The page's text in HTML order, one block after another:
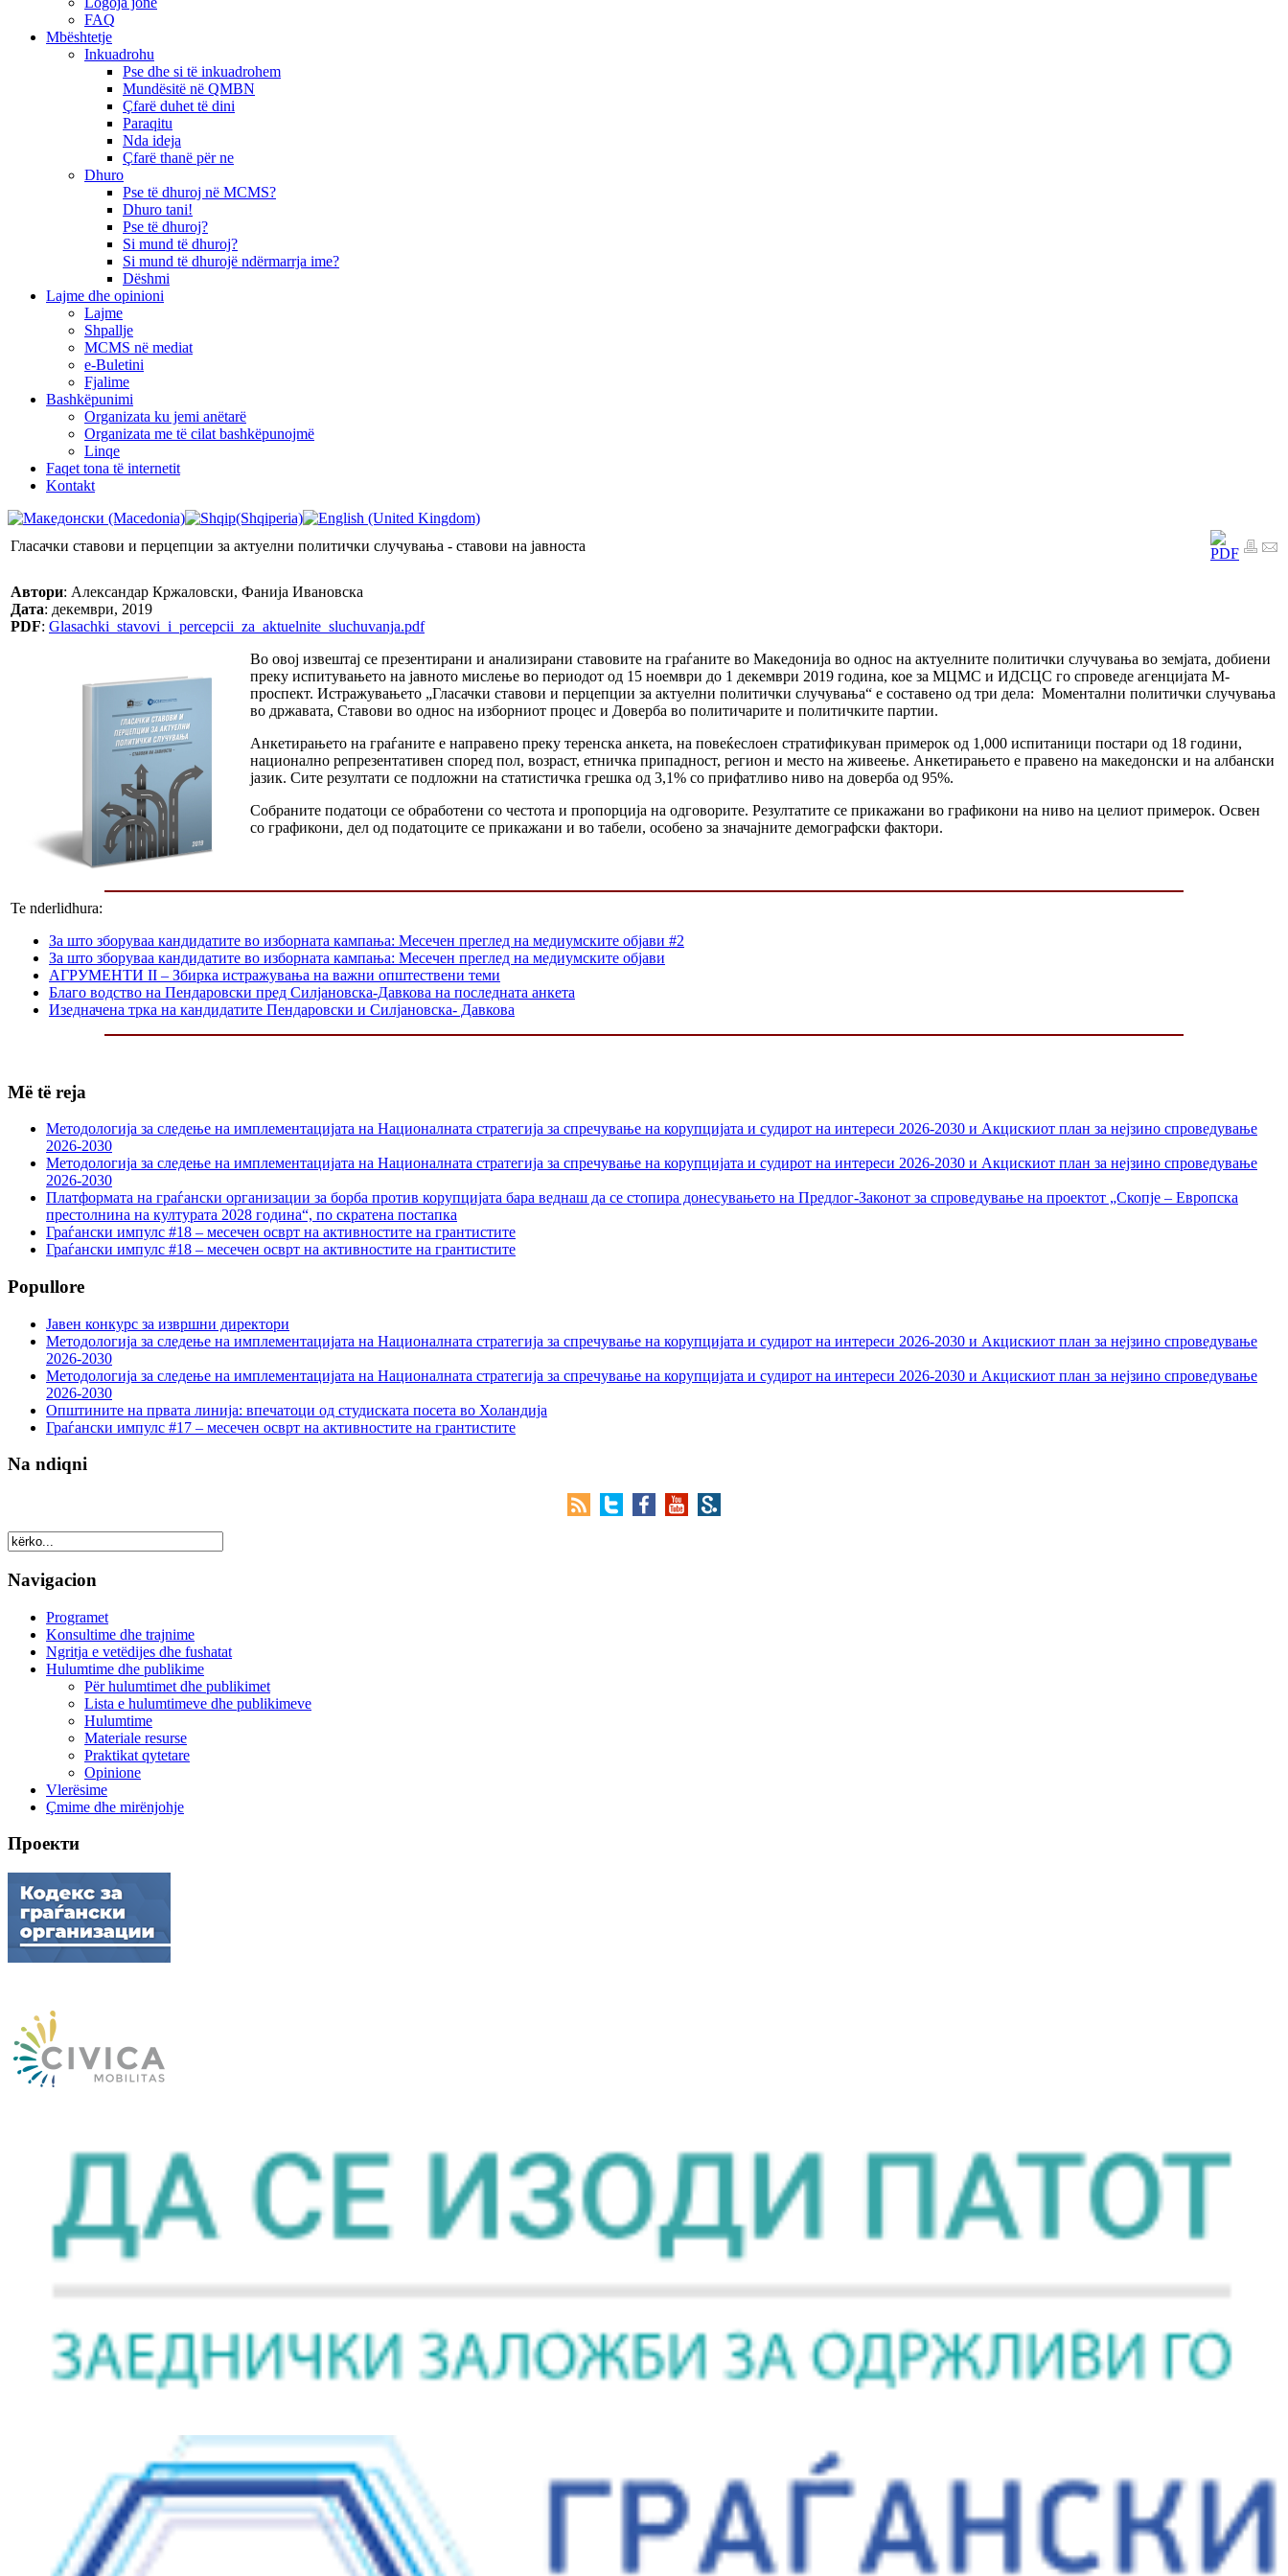
FAQ
Mbështetje
Inkuadrohu
Pse dhe si të inkuadrohem
Mundësitë në QMBN
Çfarë duhet të dini
Paraqitu
Nda ideja
Çfarë thanë për ne
Dhuro
Pse të dhuroj në MCMS?
Dhuro tani!
Pse të dhuroj?
Si mund të dhuroj?
Si mund të dhurojë ndërmarrja ime?
Dëshmi
Lajme dhe opinioni
Lajme
Shpallje
MCMS në mediat
e-Buletini
Fjalime
Bashkëpunimi
Organizata ku jemi anëtarë
Organizata me të cilat bashkëpunojmë
Linqe
Faqet tona të internetit
Kontakt
Гласачки ставови и перцепции за актуелни политички случувања - ставови на јавноста
Автори: Александар Кржаловски, Фанија Ивановска
Дата: декември, 2019
PDF: Glasachki_stavovi_i_percepcii_za_aktuelnite_sluchuvanja.pdf
Во овој извештај се презентирани и анализирани ставовите на граѓаните во Македонија во однос на актуелните политички случувања во земјата, добиени
преку испитувањето на јавното мислење во периодот од 15 ноември до 1 декември 2019 година, кое за МЦМС и ИДСЦС го спроведе агенцијата М-
проспект. Истражувањето „Гласачки ставови и перцепции за актуелни политички случувања“ е составено од три дела: Моментални политички случувања
во државата, Ставови во однос на изборниот процес и Доверба во политичарите и политичките партии.
Анкетирањето на граѓаните е направено преку теренска анкета, на повеќеслоен стратификуван примерок од 1,000 испитаници постари од 18 години,
национално репрезентативен според пол, возраст, етничка припадност, регион и место на живеење. Анкетирањето е правено на македонски и на албански
јазик. Сите резултати се подложни на статистичка грешка од 3,1% со прифатливо ниво на доверба од 95%.
Собраните податоци се обработени со честота и пропорција на одговорите. Резултатите се прикажани во графикони на ниво на целиот примерок. Освен
со графикони, дел од податоците се прикажани и во табели, особено за значајните демографски фактори.
Te nderlidhura:
За што зборуваа кандидатите во изборната кампања: Месечен преглед на медиумските објави #2
За што зборуваа кандидатите во изборната кампања: Месечен преглед на медиумските објави
АГРУМЕНТИ II – Збирка истражувања на важни општествени теми
Благо водство на Пендаровски пред Силјановска-Давкова на последната анкета
Изедначена трка на кандидатите Пендаровски и Силјановска- Давкова
Më të reja
Методологија за следење на имплементацијата на Националната стратегија за спречување на корупцијата и судирот на интереси 2026-2030 и Акцискиот план за нејзино спроведување
2026-2030
Методологија за следење на имплементацијата на Националната стратегија за спречување на корупцијата и судирот на интереси 2026-2030 и Акцискиот план за нејзино спроведување
2026-2030
Платформата на граѓански организации за борба против корупцијата бара веднаш да се стопира донесувањето на Предлог-Законот за спроведување на проектот „Скопје – Европска
престолнина на културата 2028 година“, по скратена постапка
Граѓански импулс #18 – месечен осврт на активностите на грантистите
Граѓански импулс #18 – месечен осврт на активностите на грантистите
Popullore
Јавен конкурс за извршни директори
Методологија за следење на имплементацијата на Националната стратегија за спречување на корупцијата и судирот на интереси 2026-2030 и Акцискиот план за нејзино спроведување
2026-2030
Методологија за следење на имплементацијата на Националната стратегија за спречување на корупцијата и судирот на интереси 2026-2030 и Акцискиот план за нејзино спроведување
2026-2030
Општините на првата линија: впечатоци од студиската посета во Холандија
Граѓански импулс #17 – месечен осврт на активностите на грантистите
Na ndiqni
Navigacion
Programet
Konsultime dhe trajnime
Ngritja e vetëdijes dhe fushatat
Hulumtime dhe publikime
Për hulumtimet dhe publikimet
Lista e hulumtimeve dhe publikimeve
Hulumtime
Materiale resurse
Praktikat qytetare
Opinione
Vlerësime
Çmime dhe mirënjohje
Проекти